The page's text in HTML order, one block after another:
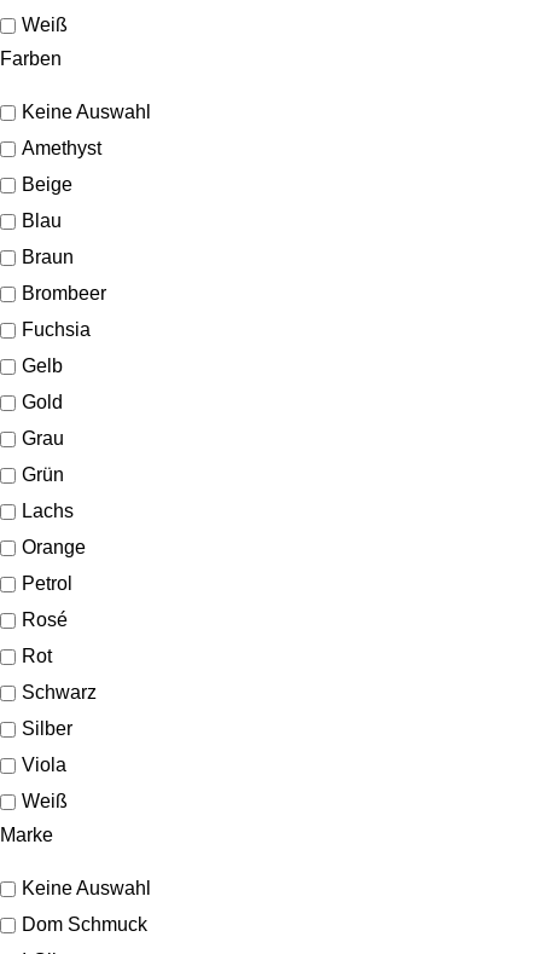
Weiß
Farben
Keine Auswahl
Amethyst
Beige
Blau
Braun
Brombeer
Fuchsia
Gelb
Gold
Grau
Grün
Lachs
Orange
Petrol
Rosé
Rot
Schwarz
Silber
Viola
Weiß
Marke
Keine Auswahl
Dom Schmuck